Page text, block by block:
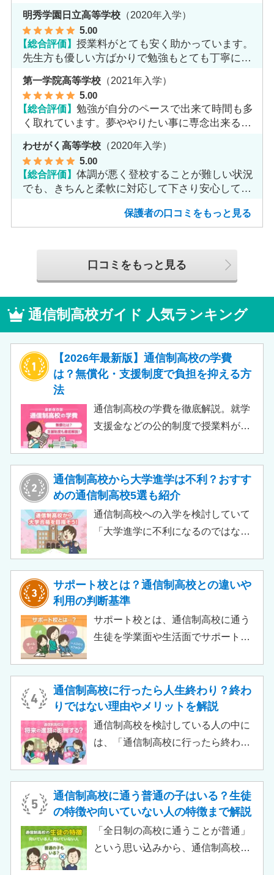
明秀学園日立高等学校 （2020年入学）
5.00
【総合評価】授業料がとても安く助かっています。
先生方も優しい方ばかりで勉強もとても丁寧に教
第一学院高等学校 （2021年入学）
5.00
【総合評価】勉強が自分のペースで出来て時間も多
く取れています。夢ややりたい事に専念出来る点
で良いと思います。
わせがく高等学校 （2020年入学）
5.00
【総合評価】体調が悪く登校することが難しい状況
でも、きちんと柔軟に対応して下さり安心して進
保護者の口コミをもっと見る
口コミをもっと見る
通信制高校ガイド 人気ランキング
【2026年最新版】通信制高校の学費
は？無償化・支援制度で負担を抑える方
法
通信制高校の学費を徹底解説。就学
支援金などの公的制度で授業料が実
目安、申請時の注意点などをわかり
やすく解説します。費用負担を抑え
られるのでチェックしてみましょ
う。
通信制高校から大学進学は不利？おすす
めの通信制高校5選も紹介
通信制高校への入学を検討していて
「大学進学に不利になるのではない
のではないでしょうか。 結論とし
て、通信制高校に通っているからと
いって大学進学に不利になることは
ありません。中には、大学進学を想
格実績を豊富にもつ学校もありま
す。
サポート校とは？通信制高校との違いや
利用の判断基準
サポート校とは、通信制高校に通う
生徒を学業面や生活面でサポートす
め、サポート校のみでは高卒資格を
取得できません。 ただし、個別の学
習指導やスクールカウンセラーによ
る生活面での相談など手厚い支援が
でしょう。 この記事では、サポート
校の特徴や通信制高校との違い、メ
リット・デメリットについて解説し
ます。
通信制高校に行ったら人生終わり？終わ
りではない理由やメリットを解説
通信制高校を検討している人の中に
は、「通信制高校に行ったら終わ
がある人もいるのではないでしょう
か。 結論から言うと、通信制高校に
行ったからといって「人生終了」で
は決してありません。通信制高校で
通信制高校に通う普通の子はいる？生徒
の特徴や向いていない人の特徴まで解説
「全日制の高校に通うことが普通」
という思い込みから、通信制高校へ